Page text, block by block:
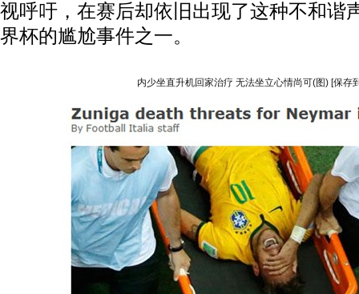
视呼吁，在赛后却依旧出现了这种不和谐
界杯的尴尬事件之一。
内少坐直升机回家治疗 无法坐立心情尚可(图) [保存